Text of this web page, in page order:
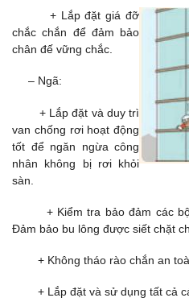
+ Lắp đặt giá đỡ
chắc chắn để đảm bảo
chân đế vững chắc.
– Ngã:
+ Lắp đặt và duy trì
van chống rơi hoạt động
tốt để ngăn ngừa công
nhân không bị rơi khỏi
sàn.
+ Kiểm tra bảo đảm các bộ
Đảm bảo bu lông được siết chặt
+ Không tháo rào chắn an
+ Lắp đặt và sử dụng tất cả